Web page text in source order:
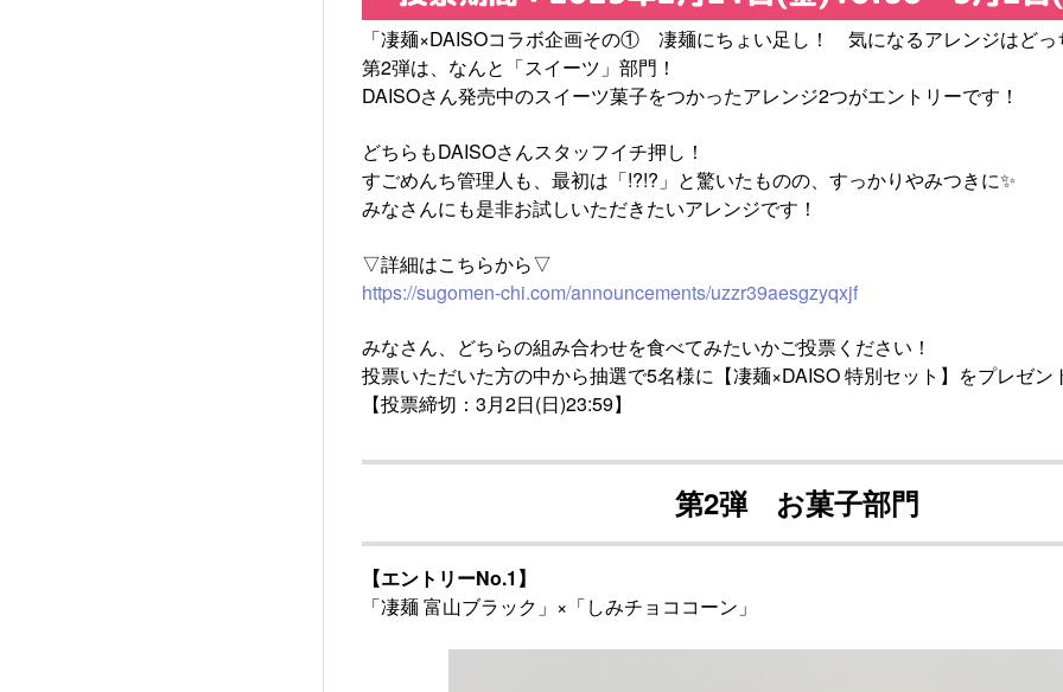
「凄麺×DAISOコラボ企画その① 凄麺にちょい足し！ 気になるアレンジはどっ
第2弾は、なんと「スイーツ」部門！
DAISOさん発売中のスイーツ菓子をつかったアレンジ2つがエントリーです！
どちらもDAISOさんスタッフイチ押し！
すごめんち管理人も、最初は「!?!?」と驚いたものの、すっかりやみつきに✨
みなさんにも是非お試しいただきたいアレンジです！
▽詳細はこちらから▽
https://sugomen-chi.com/announcements/uzzr39aesgzyqxjf
みなさん、どちらの組み合わせを食べてみたいかご投票ください！
投票いただいた方の中から抽選で5名様に【凄麺×DAISO 特別セット】をプレゼン
【投票締切：3月2日(日)23:59】
第2弾 お菓子部門
【エントリーNo.1】
「凄麺 富山ブラック」×「しみチョココーン」